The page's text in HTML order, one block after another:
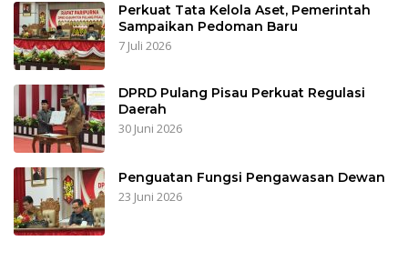
Perkuat Tata Kelola Aset, Pemerintah
Sampaikan Pedoman Baru
7 Juli 2026
DPRD Pulang Pisau Perkuat Regulasi
Daerah
30 Juni 2026
Penguatan Fungsi Pengawasan Dewan
23 Juni 2026